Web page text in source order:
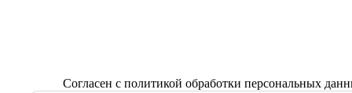
Согласен с политикой обработки персональных